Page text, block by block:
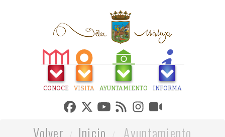
CONOCE VISITA AYUNTAMIENTO INFORMA
Volver Inicio
Ayuntamiento